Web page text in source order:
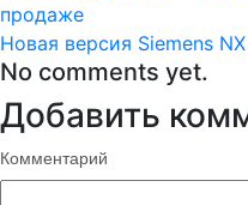
продаже
Новая версия Siemens
No comments yet.
Добавить
Комментарий